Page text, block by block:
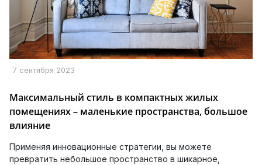
7 сентября 2023
Максимальный стиль в компактных жилых
помещениях – маленькие пространства, большое
влияние
Применяя инновационные стратегии, вы можете
превратить небольшое пространство в шикарное,